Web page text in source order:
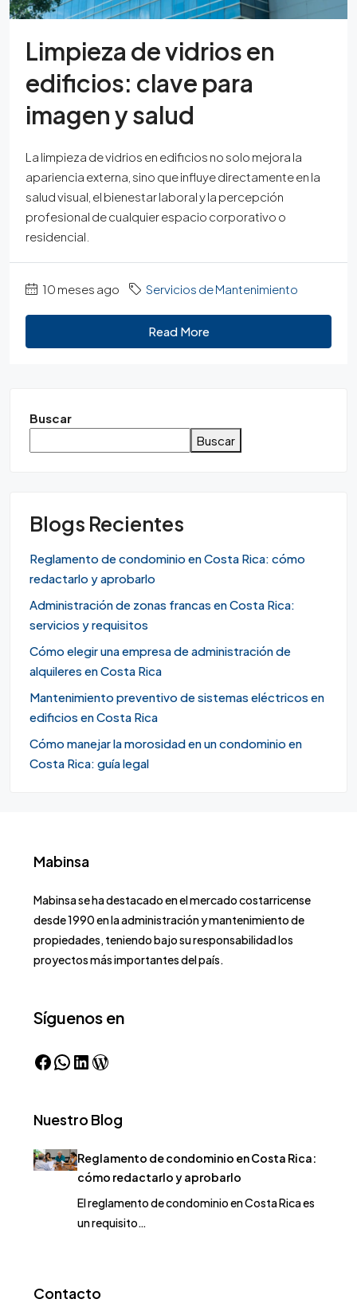
Limpieza de vidrios en
edificios: clave para
imagen y salud
La limpieza de vidrios en edificios no solo mejora la
apariencia externa, sino que influye directamente en la
salud visual, el bienestar laboral y la percepción
profesional de cualquier espacio corporativo o
residencial.
10 meses ago Servicios de Mantenimiento
Read More
Buscar
Buscar
Blogs Recientes
Reglamento de condominio en Costa Rica: cómo
redactarlo y aprobarlo
Administración de zonas francas en Costa Rica:
servicios y requisitos
Cómo elegir una empresa de administración de
alquileres en Costa Rica
Mantenimiento preventivo de sistemas eléctricos en
edificios en Costa Rica
Cómo manejar la morosidad en un condominio en
Costa Rica: guía legal
Mabinsa
Mabinsa se ha destacado en el mercado costarricense
desde 1990 en la administración y mantenimiento de
propiedades, teniendo bajo su responsabilidad los
proyectos más importantes del país.
Síguenos en
Nuestro Blog
Reglamento de condominio en Costa Rica:
cómo redactarlo y aprobarlo
El reglamento de condominio en Costa Rica es
un requisito…
Contacto